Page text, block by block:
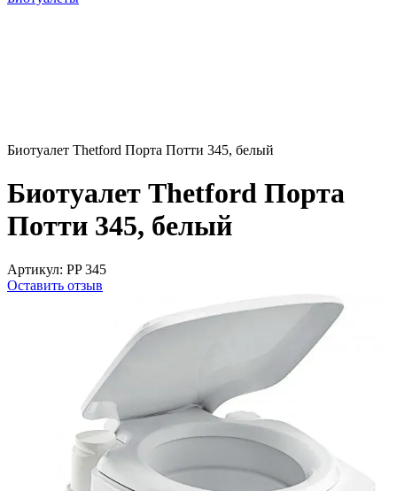
Биотуалет Thetford Порта Потти 345, белый
Биотуалет Thetford Порта
Потти 345, белый
Артикул: PP 345
Оставить отзыв